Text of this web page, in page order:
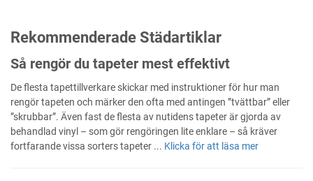
Rekommenderade Städartiklar
Så rengör du tapeter mest effektivt
De flesta tapettillverkare skickar med instruktioner för hur man
rengör tapeten och märker den ofta med antingen ”tvättbar” eller
”skrubbar”. Även fast de flesta av nutidens tapeter är gjorda av
behandlad vinyl – som gör rengöringen lite enklare – så kräver
fortfarande vissa sorters tapeter ... Klicka för att läsa mer